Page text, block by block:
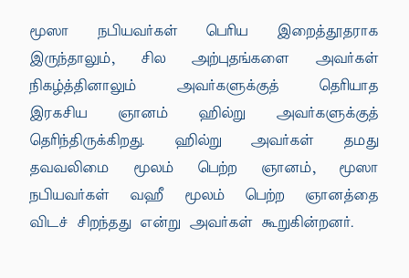
மூஸா நபியவர்கள் பெரிய இறைத்தூதராக
இருந்தாலும், சில அற்புதங்களை அவர்கள்
நிகழ்த்தினாலும் அவர்களுக்குத் தெரியாத
இரகசிய ஞானம் ஹில்று அவர்களுக்குத்
தெரிந்திருக்கிறது. ஹில்று அவர்கள் தமது
தவவலிமை மூலம் பெற்ற ஞானம், மூஸா
நபியவர்கள் வஹீ மூலம் பெற்ற ஞானத்தை
விடச் சிறந்தது என்று அவர்கள் கூறுகின்றனர்.